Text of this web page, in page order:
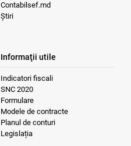
Contabilsef.md
Știri
Informaţii utile
Indicatori fiscali
SNC 2020
Formulare
Modele de contracte
Planul de conturi
Legislația